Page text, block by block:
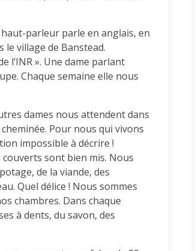
parleur parle en anglais, en
village de Banstead.
l’INR ». Une dame parlant
Chaque semaine elle nous
dames nous attendent dans
Pour nous qui vivons
impossible à décrire !
sont bien mis. Nous
de la viande, des
Quel délice ! Nous sommes
chambres. Dans chaque
à dents, du savon, des